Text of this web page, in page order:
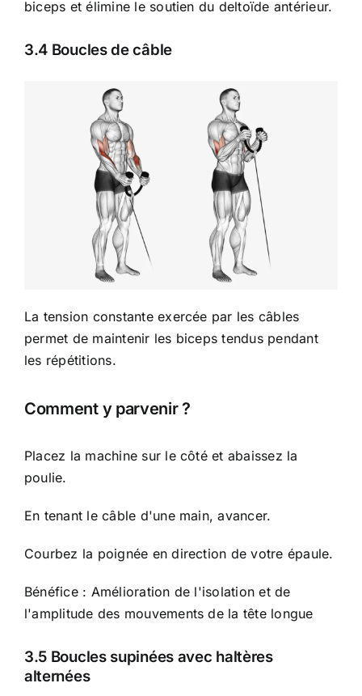
biceps et élimine le soutien du deltoïde antérieur.
3.4 Boucles de câble
La tension constante exercée par les câbles
permet de maintenir les biceps tendus pendant
les répétitions.
Comment y parvenir ?
Placez la machine sur le côté et abaissez la
poulie.
En tenant le câble d'une main, avancer.
Courbez la poignée en direction de votre épaule.
Bénéfice : Amélioration de l'isolation et de
l'amplitude des mouvements de la tête longue
3.5 Boucles supinées avec haltères
alternées